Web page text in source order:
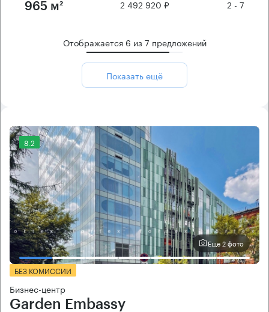
965 м² 2 492 920 ₽ 2 - 7
Отображается 6 из7 предложений
Показать ещё
8.2
Еще 2 фото
БЕЗ КОМИССИИ
Бизнес-центр
Garden Embassy